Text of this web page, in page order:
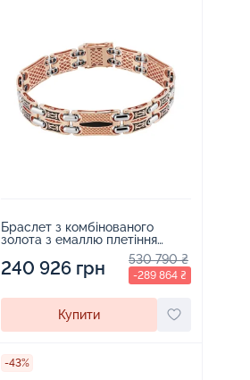
Браслет з комбінованого
золота з емаллю плетіння
240 926 грн 530 790 ₴
-289 864 ₴
Купити
-43%